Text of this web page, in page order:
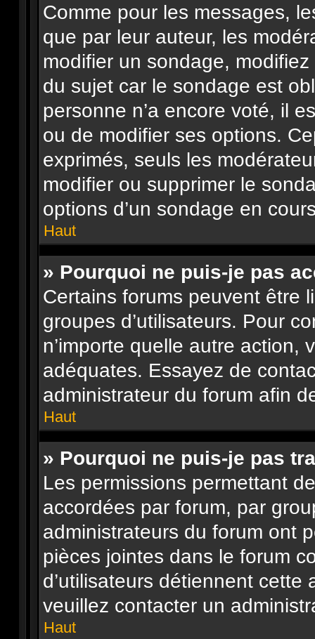
Comme pour les messages,
que par leur auteur, les
modifier un sondage,
du sujet car le sondage est
personne n’a encore voté, il
ou de modifier ses options.
exprimés, seuls les
modifier ou supprimer le
options d’un sondage en
Haut
» Pourquoi ne puis-je pas
Certains forums peuvent être
groupes d’utilisateurs. Pour
n’importe quelle autre action,
adéquates. Essayez de
administrateur du forum afin
Haut
» Pourquoi ne puis-je pas
Les permissions permettant
accordées par forum, par
administrateurs du forum ont
pièces jointes dans le forum
d’utilisateurs détiennent cette
veuillez contacter un
Haut